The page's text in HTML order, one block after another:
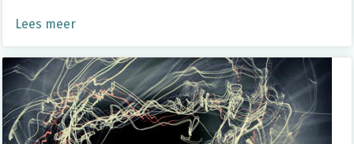
Lees meer